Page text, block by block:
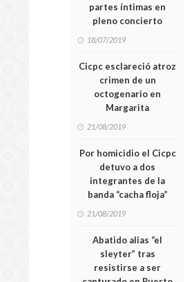
partes íntimas en
pleno concierto
18/07/2019
Cicpc esclareció atroz
crimen de un
octogenario en
Margarita
21/08/2019
Por homicidio el Cicpc
detuvo a dos
integrantes de la
banda “cacha floja”
21/08/2019
Abatido alias “el
sleyter” tras
resistirse a ser